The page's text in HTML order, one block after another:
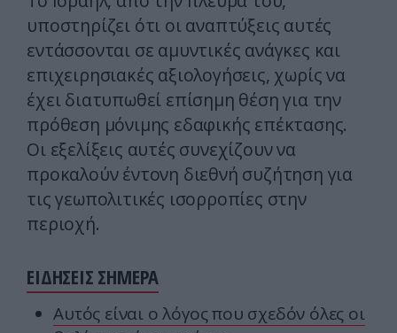
υποστηρίζει ότι οι αναπτύξεις αυτές
εντάσσονται σε αμυντικές ανάγκες και
επιχειρησιακές αξιολογήσεις, χωρίς να
έχει διατυπωθεί επίσημη θέση για την
πρόθεση μόνιμης εδαφικής επέκτασης.
Οι εξελίξεις αυτές συνεχίζουν να
προκαλούν έντονη διεθνή συζήτηση για
τις γεωπολιτικές ισορροπίες στην
περιοχή.
ΕΙΔΗΣΕΙΣ ΣΗΜΕΡΑ
Αυτός είναι ο λόγος που σχεδόν όλες οι